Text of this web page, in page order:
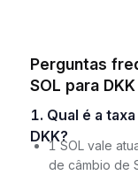
Perguntas
SOL para DKK
1. Qual é a taxa de câmbio atual de SOL para
DKK?
1 SOL vale
de câmbio de